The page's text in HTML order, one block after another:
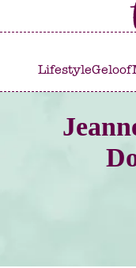
LifestyleGeloof